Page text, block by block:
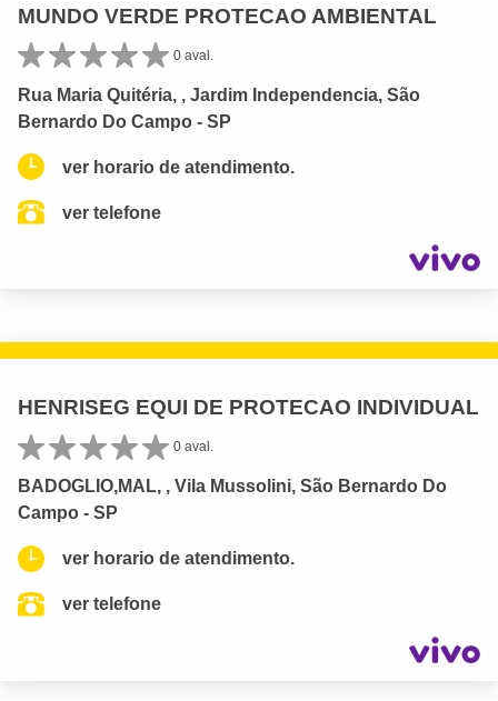
MUNDO VERDE PROTECAO AMBIENTAL
0 aval.
Rua Maria Quitéria, , Jardim Independencia, São
Bernardo Do Campo - SP
ver horario de atendimento.
ver telefone
HENRISEG EQUI DE PROTECAO INDIVIDUAL
0 aval.
BADOGLIO,MAL, , Vila Mussolini, São Bernardo Do
Campo - SP
ver horario de atendimento.
ver telefone